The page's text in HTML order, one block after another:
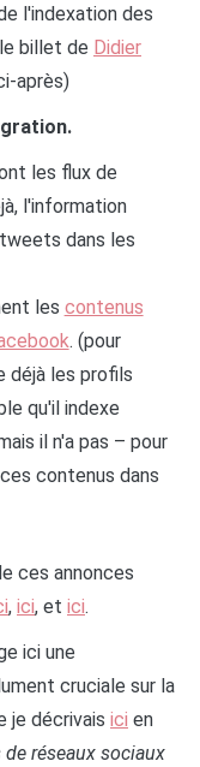
l'indexation des
billet de Didier
après)
les flux de
l'information
dans les
les contenus
. (pour
déjà les profils
qu'il indexe
il n'a pas – pour
contenus dans
ces annonces
, ici, et ici.
ici une
cruciale sur la
je décrivais ici en
réseaux sociaux